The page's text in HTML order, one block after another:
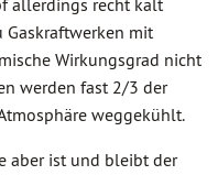
allerdings recht kalt
Gaskraftwerken mit
Wirkungsgrad nicht
werden fast 2/3 der
weggekühlt.
aber ist und bleibt der